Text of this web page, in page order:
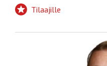
Tilaajille